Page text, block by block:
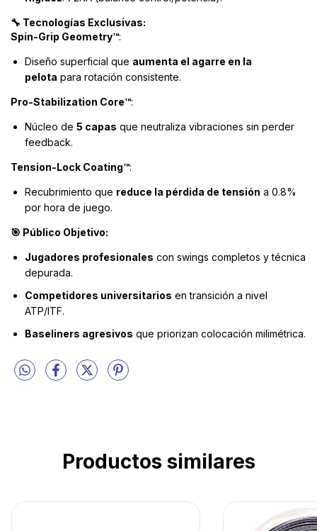
🔧 Tecnologías Exclusivas:
Spin-Grip Geometry™:
Diseño superficial que aumenta el agarre en la
pelota para rotación consistente.
Pro-Stabilization Core™:
Núcleo de 5 capas que neutraliza vibraciones sin perder
feedback.
Tension-Lock Coating™:
Recubrimiento que reduce la pérdida de tensión a 0.8%
por hora de juego.
🎯 Público Objetivo:
Jugadores profesionales con swings completos y técnica
depurada.
Competidores universitarios en transición a nivel
ATP/ITF.
Baseliners agresivos que priorizan colocación milimétrica.
Productos similares